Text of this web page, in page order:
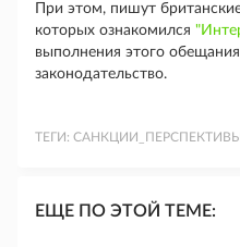
При этом, пишут
которых ознакомился
выполнения этого
законодательство.
ТЕГИ:
ЕЩЕ ПО ЭТОЙ ТЕМЕ: